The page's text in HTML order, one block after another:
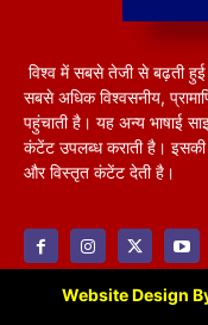
विश्व में सबसे तेजी से बढ़ती हुई
सबसे अधिक विश्वसनीय,
पहुंचाती है। यह अन्य भाषाई
कंटेंट उपलब्ध कराती है। इसकी
और विस्तृत कंटेंट देती है।
Website Design